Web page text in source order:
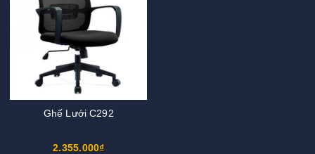
Ghế Lưới C292
2.355.000₫